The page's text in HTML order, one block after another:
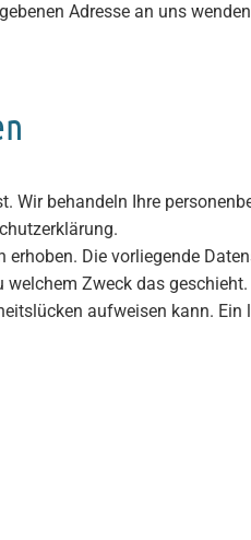
Adresse an uns
Wir behandeln Ihre
erhoben. Die vorliegende
Zweck das
aufweisen kann. Ein